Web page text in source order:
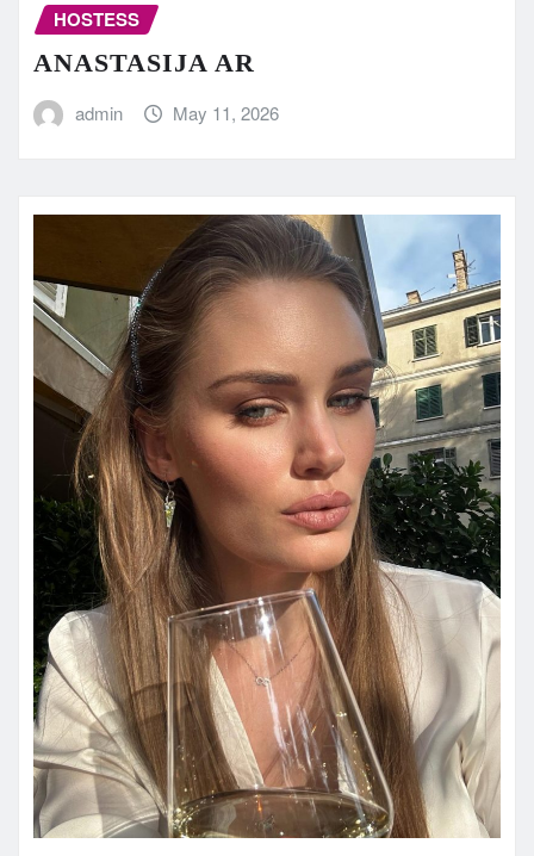
HOSTESS
ANASTASIJA AR
admin May 11, 2026